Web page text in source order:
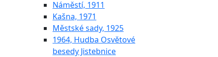
Náměstí, 1911
Kašna, 1971
Městské sady, 1925
1964, Hudba Osvětové
besedy Jistebnice